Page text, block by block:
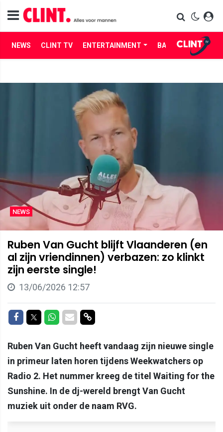
NEWS CLINT TV ENTERTAINMENT BABES LIFE
NEWS
Ruben Van Gucht blijft Vlaanderen (en
al zijn vriendinnen) verbazen: zo klinkt
zijn eerste single!
13/06/2026 12:57
Delen op Facebook
Delen op Twitter
Delen op Whatsapp
Delen via Mail
Delen via link
Ruben Van Gucht heeft vandaag zijn nieuwe single
in primeur laten horen tijdens Weekwatchers op
Radio 2. Het nummer kreeg de titel Waiting for the
Sunshine. In de dj-wereld brengt Van Gucht
muziek uit onder de naam RVG.